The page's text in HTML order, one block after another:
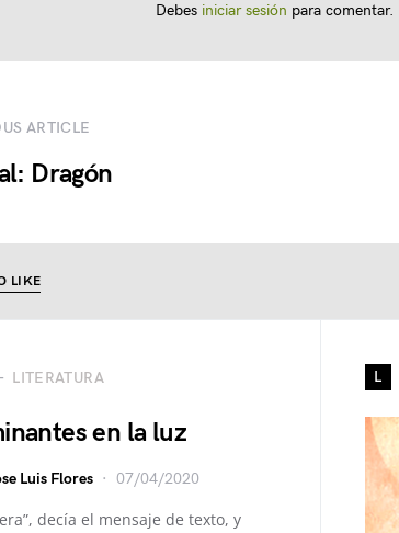
Debes iniciar sesión para comentar.
ARTICLE
Dragón
LIKE
LITERATURA
en la luz
Luis Flores 07/04/2020
decía el mensaje de texto, y
L